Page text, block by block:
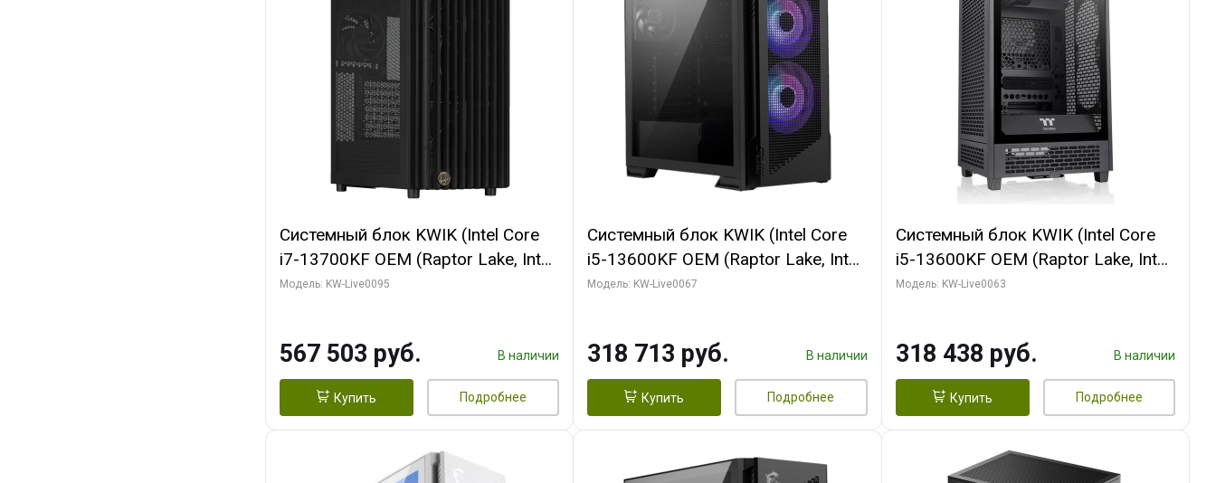
Системный блок KWIK (Intel Core
i7-13700KF OEM (Raptor Lake, Intel
7, C16 8EC/8PC/ 32 ГБ ОЗУ (2
Turbo/ 512 ГБ SSD)
Модель: KW-Live0095
567 503 руб. В наличии
Купить Подробнее
Системный блок KWIK (Intel Core
i5-13600KF OEM (Raptor Lake, Intel
7, C14 8EC/6PC/ 64 ГБ ОЗУ/ Palit
SSD)
Модель: KW-Live0067
318 713 руб. В наличии
Купить Подробнее
Системный блок KWIK (Intel Core
i5-13600KF OEM (Raptor Lake, Intel
7, C14 8EC/6PC/ 64 ГБ ОЗУ/ MSI
SSD)
Модель: KW-Live0063
318 438 руб. В наличии
Купить Подробнее